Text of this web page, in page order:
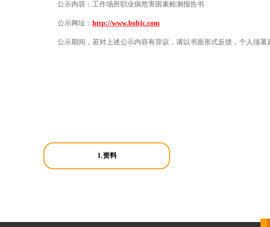
公示内容： 工作场所职业病危害因素检测报告书
公示网址： http://www.bohjc.com
公示期间，若对上述公示内容有异议，请以书面形式反馈，个人须署
1.资料